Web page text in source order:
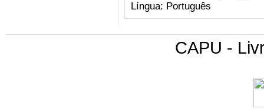
Língua: Português
CAPU -